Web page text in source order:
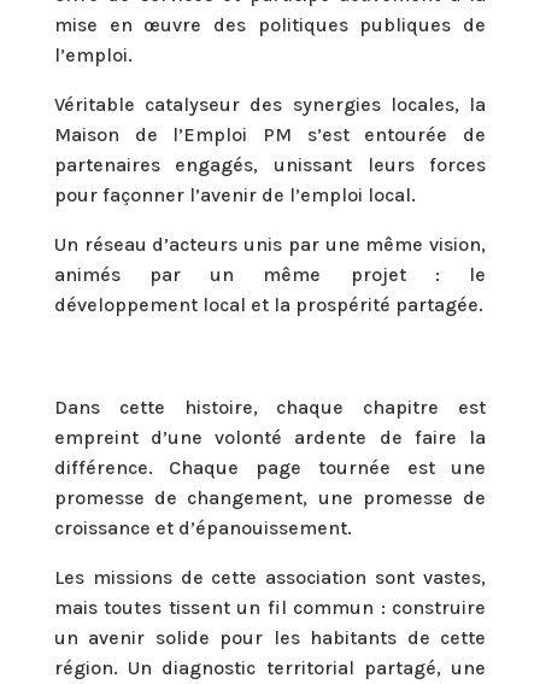
mise en œuvre des politiques publiques de
l’emploi.
Véritable catalyseur des synergies locales, la
Maison de l’Emploi PM s’est entourée de
partenaires engagés, unissant leurs forces
pour façonner l’avenir de l’emploi local.
Un réseau d’acteurs unis par une même vision,
animés par un même projet : le
développement local et la prospérité partagée.
Dans cette histoire, chaque chapitre est
empreint d’une volonté ardente de faire la
différence. Chaque page tournée est une
promesse de changement, une promesse de
croissance et d’épanouissement.
Les missions de cette association sont vastes,
mais toutes tissent un fil commun : construire
un avenir solide pour les habitants de cette
région. Un diagnostic territorial partagé, une